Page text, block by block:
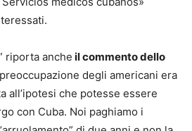
riporta anche il commento dello
degli americani era
all’ipotesi che potesse essere
con Cuba. Noi paghiamo i